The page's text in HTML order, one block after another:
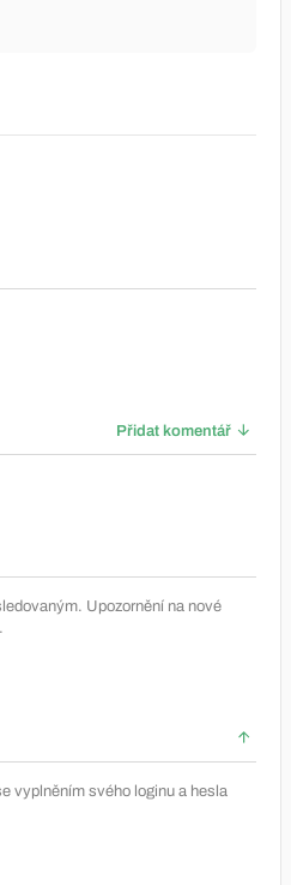
Přidat komentář
Upozornění na nové
vyplněním svého loginu a hesla